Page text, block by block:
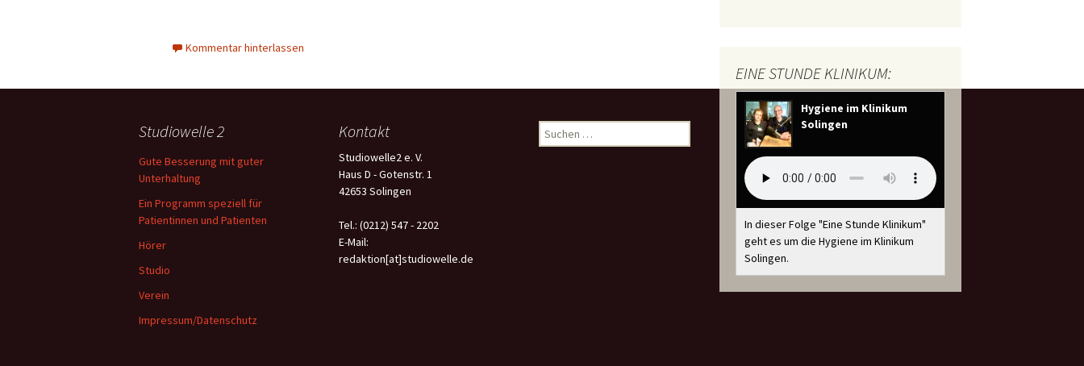
Kommentar hinterlassen
EINE STUNDE KLINIKUM:
Hygiene im Klinikum
Solingen
In dieser Folge "Eine Stunde Klinikum"
geht es um die Hygiene im Klinikum
Solingen.
Studiowelle 2
Gute Besserung mit guter
Unterhaltung
Ein Programm speziell für
Patientinnen und Patienten
Hörer
Studio
Verein
Impressum/Datenschutz
Kontakt
Studiowelle2 e. V.
Haus D - Gotenstr. 1
42653 Solingen
Tel.: (0212) 547 - 2202
E-Mail:
redaktion[at]studiowelle.de
u